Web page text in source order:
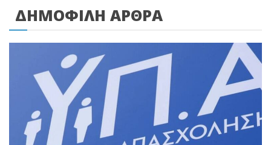
ΔΗΜΟΦΙΛΗ ΑΡΘΡΑ